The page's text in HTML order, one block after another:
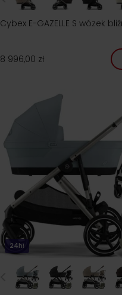
Cybex E-GAZELLE S wózek
8 996,00 zł
24h!